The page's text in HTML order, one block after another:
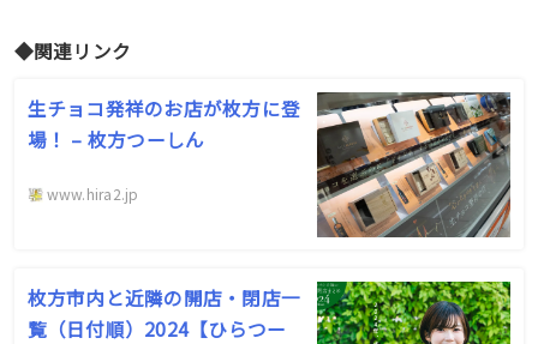
◆関連リンク
生チョコ発祥のお店が枚方に登
場！ – 枚方つーしん
www.hira2.jp
枚方市内と近隣の開店・閉店一
覧（日付順）2024【ひらつー